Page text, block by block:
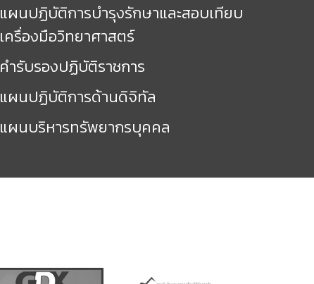
แผนปฏิบัติการบำรุงรักษาและสอบเทียบ
เครื่องมือวิทยาศาสตร์
คำรับรองปฏิบัติราชการ
แผนปฏิบัติการด้านดิจิทัล
แผนบริหารทรัพยากรบุคคล